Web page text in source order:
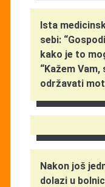
Ista
sebi:
kako je to
“Kažem
održavati
Nakon još
dolazi u